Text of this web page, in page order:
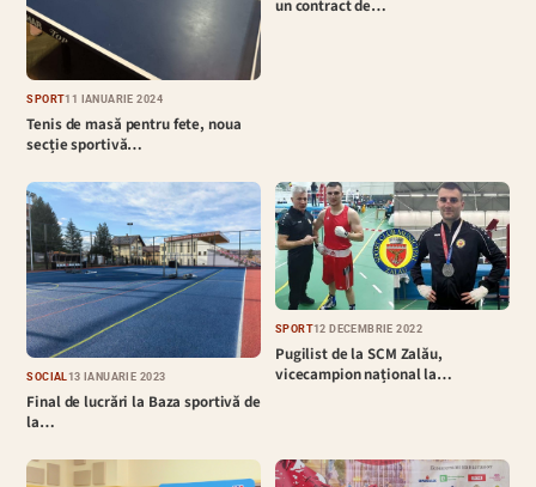
SPORT11 IANUARIE 2024
Tenis de masă pentru fete, noua
secție sportivă…
un contract de…
SOCIAL 13 IANUARIE 2023
Final de lucrări la Baza sportivă de
la…
SPORT12 DECEMBRIE 2022
Pugilist de la SCM Zalău,
vicecampion național la…